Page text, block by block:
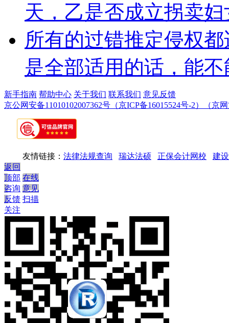
天，乙是否成立拐卖
所有的过错推定侵权
是全部适用的话，能
新手指南 帮助中心 关于我们 联系我们 意见反馈
京公网安备11010102007362号 （京ICP备16015524号-2） （京
友情链接： 法律法规查询 瑞达法硕 正保会计网校
建
返回
顶部 在线
咨询 意见
反馈 扫描
关注